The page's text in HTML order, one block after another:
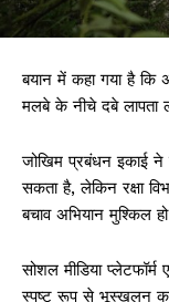
बयान में कहा गया है कि
मलबे के नीचे दबे लापता
जोखिम प्रबंधन इकाई ने
सकता है, लेकिन रक्षा
बचाव अभियान मुश्किल
सोशल मीडिया
स्पष्ट रूप से भूस्खलन का